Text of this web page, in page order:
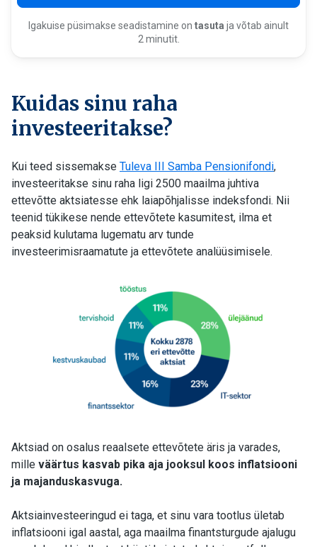
Igakuise püsimakse seadistamine on tasuta ja võtab ainult
2 minutit.
Kuidas sinu raha
investeeritakse?
Kui teed sissemakse Tuleva III Samba Pensionifondi,
investeeritakse sinu raha ligi 2500 maailma juhtiva
ettevõtte aktsiatesse ehk laiapõhjalisse indeksfondi. Nii
teenid tükikese nende ettevõtete kasumitest, ilma et
peaksid kulutama lugematu arv tunde
investeerimisraamatute ja ettevõtete analüüsimisele.
Aktsiad on osalus reaalsete ettevõtete äris ja varades,
mille väärtus kasvab pika aja jooksul koos inflatsiooni
ja majanduskasvuga.
Aktsiainvesteeringud ei taga, et sinu vara tootlus ületab
inflatsiooni igal aastal, aga maailma finantsturgude ajalugu